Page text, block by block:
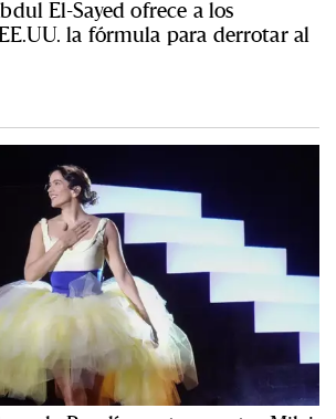
El-Sayed ofrece a los
la fórmula para derrotar al